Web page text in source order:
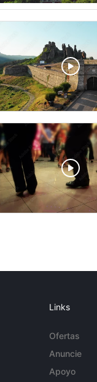
Links
Ofertas
Anuncie
Apoyo